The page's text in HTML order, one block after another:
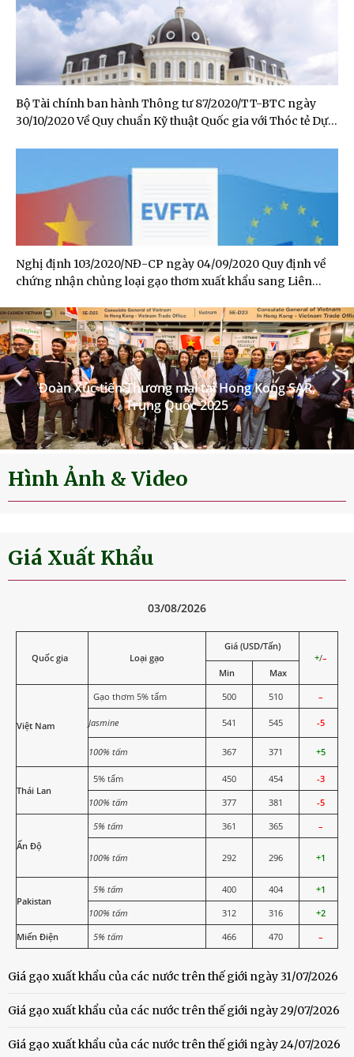
Bộ Tài chính ban hành Thông tư 87/2020/TT-BTC ngày
30/10/2020 Về Quy chuẩn Kỹ thuật Quốc gia với Thóc tẻ Dự
Nghị định 103/2020/NĐ-CP ngày 04/09/2020 Quy định về
chứng nhận chủng loại gạo thơm xuất khẩu sang Liên
Đoàn Xúc tiến Thương mại tại Hong Kong SAR,
Trung Quốc 2025
Hình Ảnh & Video
Giá Xuất Khẩu
03/08/2026
Quốc gia Loại gạo
Giá (USD/Tấn)
+/–
Min
Max
Việt Nam
Gạo thơm 5% tấm 500 510 –
Jasmine 541 545 -5
100% tấm 367 371 +5
Thái Lan
5% tấm 450 454
-3
100% tấm
377 381 -5
Ấn Độ
5% tấm 361 365 –
100% tấm 292 296 +1
Pakistan
5% tấm 400 404
+1
100% tấm
312 316
+2
Miến Điện
5% tấm 466 470 –
Giá gạo xuất khẩu của các nước trên thế giới ngày 31/07/2026
Giá gạo xuất khẩu của các nước trên thế giới ngày 29/07/2026
Giá gạo xuất khẩu của các nước trên thế giới ngày 24/07/2026